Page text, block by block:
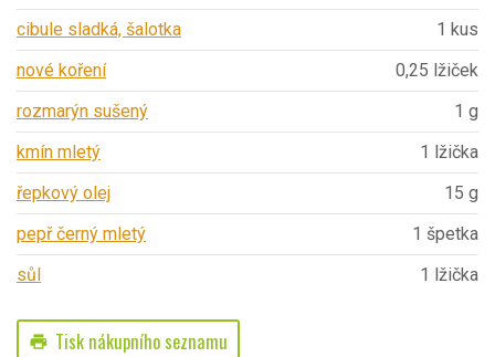
cibule sladká, šalotka
1 kus
nové koření
0,25 lžiček
rozmarýn sušený
1 g
kmín mletý
1 lžička
řepkový olej
15 g
pepř černý mletý
1 špetka
sůl
1 lžička
print Tisk nákupního seznamu